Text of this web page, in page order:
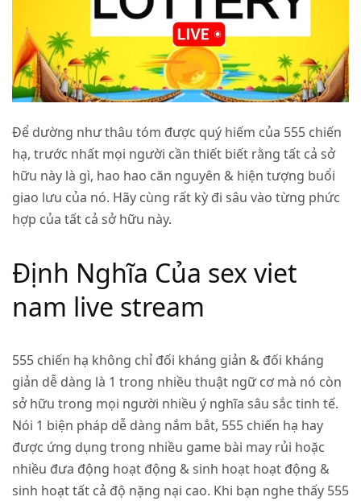
Để dường như thâu tóm được quý hiếm của 555 chiến
hạ, trước nhất mọi người cần thiết biết rằng tất cả sở
hữu này là gì, hao hao căn nguyên & hiện tượng buổi
giao lưu của nó. Hãy cùng rất kỳ đi sâu vào từng phức
hợp của tất cả sở hữu này.
Định Nghĩa Của sex viet
nam live stream
555 chiến hạ không chỉ đối kháng giản & đối kháng
giản dễ dàng là 1 trong nhiều thuật ngữ cơ mà nó còn
sở hữu trong mọi người nhiều ý nghĩa sâu sắc tinh tế.
Nói 1 biện pháp dễ dàng nắm bắt, 555 chiến hạ hay
được ứng dụng trong nhiều game bài may rủi hoặc
nhiều đưa động hoạt động & sinh hoạt hoạt động &
sinh hoạt tất cả độ nặng nại cao. Khi bạn nghe thấy 555